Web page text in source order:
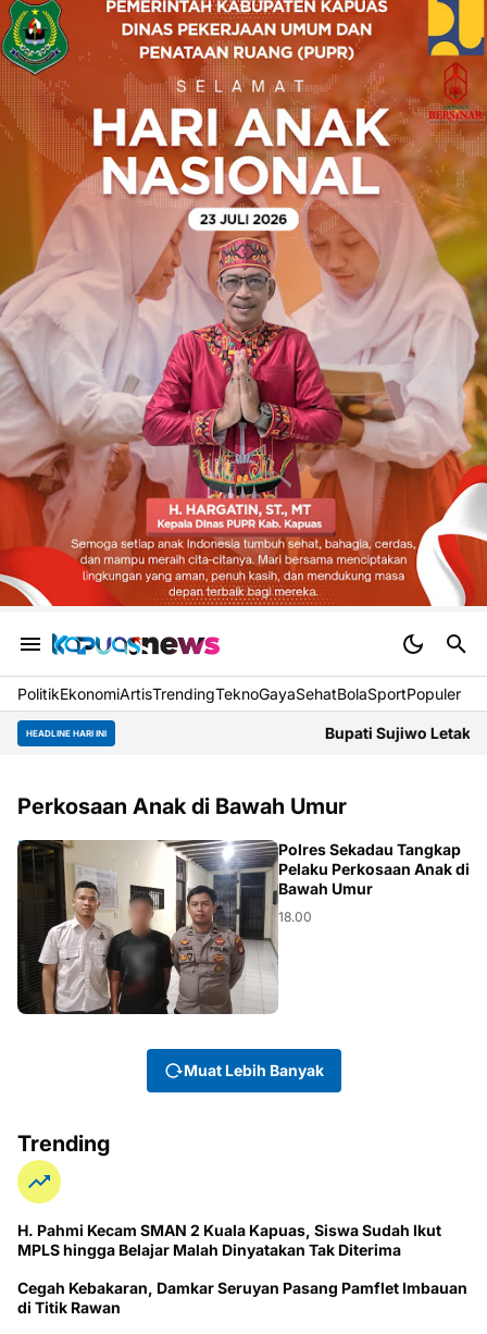
PolitikEkonomiArtisTrendingTeknoGayaSehatBolaSportPopuler
HEADLINE HARI INI Bupati Sujiwo Letakkan
Perkosaan Anak di Bawah Umur
HUKUM
Polres Sekadau Tangkap
Pelaku Perkosaan Anak di
Bawah Umur
18.00
Muat Lebih Banyak
Trending
H. Pahmi Kecam SMAN 2 Kuala Kapuas, Siswa Sudah Ikut
MPLS hingga Belajar Malah Dinyatakan Tak Diterima
Cegah Kebakaran, Damkar Seruyan Pasang Pamflet Imbauan
di Titik Rawan